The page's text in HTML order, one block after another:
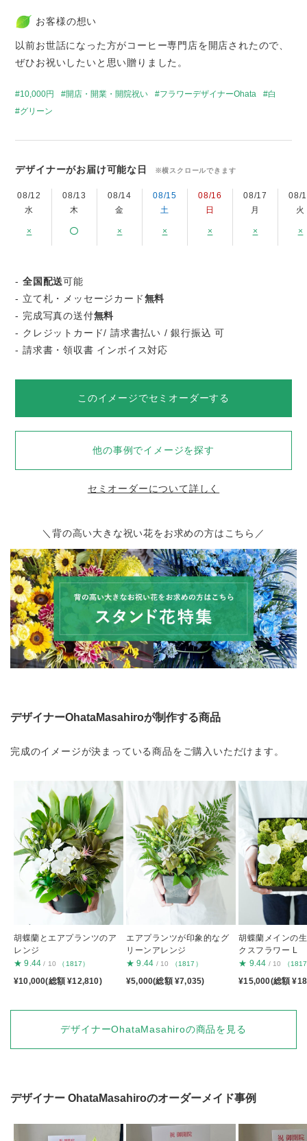
お客様の想い
以前お世話になった方がコーヒー専門店を開店されたので、
ぜひお祝いしたいと思い贈りました。
10,000円 開店・開業・開院祝い フラワーデザイナーOhata
白
グリーン
デザイナーがお届け可能な日 ※横スクロールできます
08/12
水
×
08/13
木
08/14
金
×
08/15
土
×
08/16
日
×
08/17
月
×
08/
火
×
-全国配送可能
- 立て札・メッセージカード無料
- 完成写真の送付無料
- クレジットカード/ 請求書払い / 銀行振込 可
- 請求書・領収書 インボイス対応
このイメージでセミオーダーする
他の事例でイメージを探す
セミオーダーについて詳しく
＼背の高い大きな祝い花をお求めの方はこちら／
デザイナーOhataMasahiroが制作する商品
完成のイメージが決まっている商品をご購入いただけます。
胡蝶蘭とエアプランツのア
レンジ
★ 9.44 / 10 （1817）
¥10,000(総額 ¥12,810)
エアプランツが印象的なグ
リーンアレンジ
★ 9.44 / 10 （1817）
¥5,000(総額 ¥7,035)
胡蝶蘭メインの
クスフラワー L
★ 9.44 / 10 （
¥15,000(総額
デザイナーOhataMasahiroの商品を見る
デザイナー OhataMasahiroのオーダーメイド事例